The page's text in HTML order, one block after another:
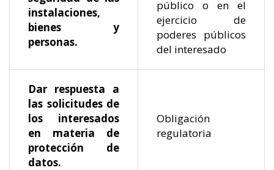
instalaciones,
bienes y
personas.
público o en el
ejercicio de
poderes públicos
del interesado
Dar respuesta a
las solicitudes de
los interesados
en materia de
protección de
datos.
Obligación
regulatoria